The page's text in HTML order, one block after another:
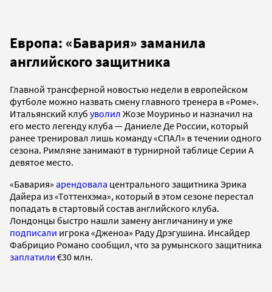
Европа: «Бавария» заманила
английского защитника
Главной трансферной новостью недели в европейском
футболе можно назвать смену главного тренера в «Роме».
Итальянский клуб уволил Жозе Моуриньо и назначил на
его место легенду клуба — Даниеле Де России, который
ранее тренировал лишь команду «СПАЛ» в течении одного
сезона. Римляне занимают в турнирной таблице Серии А
девятое место.
«Бавария» арендовала центрального защитника Эрика
Дайера из «Тоттенхэма», который в этом сезоне перестал
попадать в стартовый состав английского клуба.
Лондонцы быстро нашли замену англичанину и уже
подписали игрока «Дженоа» Раду Дрэгушина. Инсайдер
Фабрицио Романо сообщил, что за румынского защитника
заплатили €30 млн.